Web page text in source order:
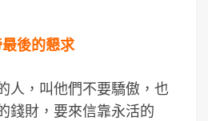
後的懇求
人，叫他們不要驕傲，也
錢財，要來信靠永活的